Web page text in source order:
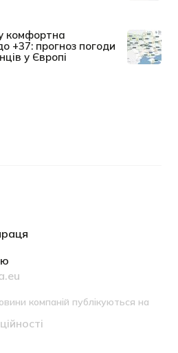
комфортна
+37: прогноз погоди
у Європі
компаній публікуються на